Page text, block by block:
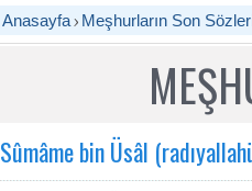
Anasayfa Meşhurların Son
Sûmâme bin Üsâl